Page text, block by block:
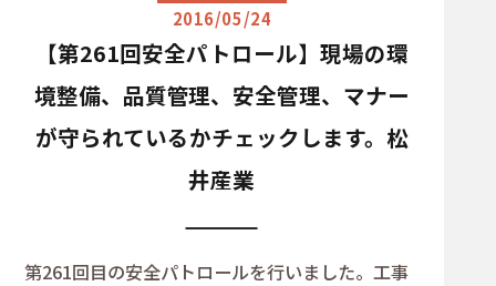
2016/05/24
【第261回安全パトロール】現場の環
境整備、品質管理、安全管理、マナー
が守られているかチェックします。松
井産業
第261回目の安全パトロールを行いました。工事